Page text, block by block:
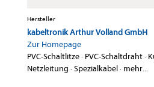
Hersteller
kabeltronik Arthur Volland GmbH
Zur Homepage
PVC-Schaltlitze· PVC-Schaltdraht·
Netzleitung ·Spezialkabel· mehr...